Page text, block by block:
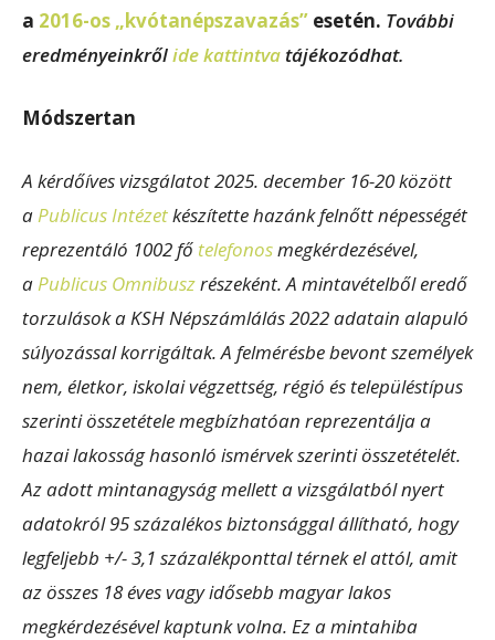
a 2016-os „kvótanépszavazás” esetén. További
eredményeinkrőlide kattintva tájékozódhat.
Módszertan
A kérdőíves vizsgálatot 2025. december 16-20 között
a Publicus Intézetkészítette hazánk felnőtt népességét
reprezentáló 1002 fő telefonosmegkérdezésével,
a Publicus Omnibuszrészeként. A mintavételből eredő
torzulások a KSH Népszámlálás 2022 adatain alapuló
súlyozással korrigáltak. A felmérésbe bevont személyek
nem, életkor, iskolai végzettség, régió és településtípus
szerinti összetétele megbízhatóan reprezentálja a
hazai lakosság hasonló ismérvek szerinti összetételét.
Az adott mintanagyság mellett a vizsgálatból nyert
adatokról 95 százalékos biztonsággal állítható, hogy
legfeljebb +/- 3,1 százalékponttal térnek el attól, amit
az összes 18 éves vagy idősebb magyar lakos
megkérdezésével kaptunk volna. Ez a mintahiba